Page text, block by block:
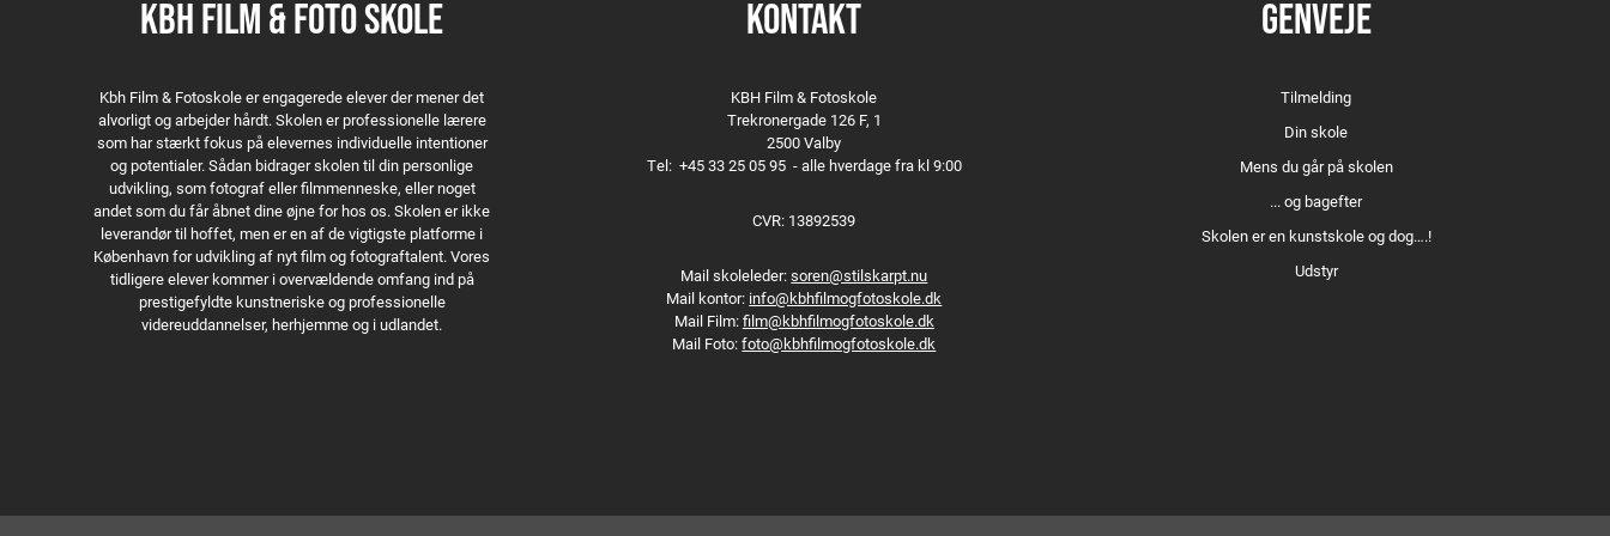
KBH FILM & FOTO SKOLE
Kbh Film & Fotoskole er engagerede elever der mener det
alvorligt og arbejder hårdt. Skolen er professionelle lærere
som har stærkt fokus på elevernes individuelle intentioner
og potentialer. Sådan bidrager skolen til din personlige
udvikling, som fotograf eller filmmenneske, eller noget
andet som du får åbnet dine øjne for hos os. Skolen er ikke
leverandør til hoffet, men er en af de vigtigste platforme i
København for udvikling af nyt film og fotograftalent. Vores
tidligere elever kommer i overvældende omfang ind på
prestigefyldte kunstneriske og professionelle
videreuddannelser, herhjemme og i udlandet.
KONTAKT
KBH Film & Fotoskole
Trekronergade 126 F, 1
2500 Valby
Tel: +45 33 25 05 95- alle hverdage fra kl 9:00
CVR: 13892539
Mail skoleleder:soren@stilskarpt.nu
Mail kontor: info@kbhfilmogfotoskole.dk
Mail Film:film@kbhfilmogfotoskole.dk
Mail Foto:foto@kbhfilmogfotoskole.dk
GENVEJE
Tilmelding
Din skole
Mens du går på skolen
... og bagefter
Skolen er en kunstskole og dog….!
Udstyr